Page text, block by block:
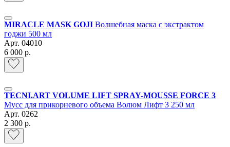
MIRACLE MASK GOJI Волшебная маска с экстрактом
годжи 500 мл
Арт. 04010
6 000 р.
TECNI.ART VOLUME LIFT SPRAY-MOUSSE FORCE 3
Мусс для прикорневого объема Волюм Лифт 3 250 мл
Арт. 0262
2 300 р.